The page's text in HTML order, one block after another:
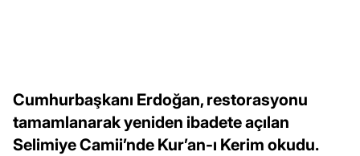
Cumhurbaşkanı Erdoğan, restorasyonu
tamamlanarak yeniden ibadete açılan
Selimiye Camii’nde Kur’an-ı Kerim okudu.